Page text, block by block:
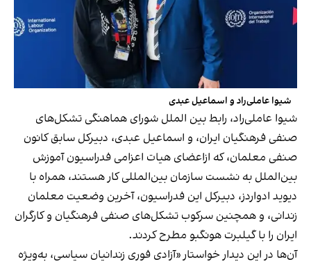
شیوا عاملی‌راد و اسماعیل عبدی
شیوا عاملی‌راد، رابط بین الملل شورای هماهنگی تشکل‌های
صنفی فرهنگیان ایران، و اسماعیل عبدی، دبیرکل سابق کانون
صنفی معلمان، که ازاعضای هیات اعزامی فدراسیون آموزش
بین‌الملل به نشست سازمان بین‌المللی کار هستند، همراه با
دیوید ادواردز، دبیرکل این فدراسیون، آخرین وضعیت معلمان
زندانی، و همچنین سرکوب تشکل‌های صنفی فرهنگیان و کارگران
ایران را با گیلبرت هونگبو مطرح کردند.
آن‌ها در این دیدار خواستار «آزادی فوری زندانیان سیاسی، به‌ویژه